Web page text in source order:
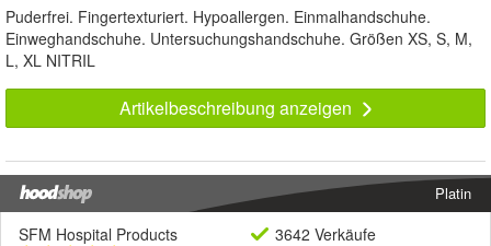
Puderfrei. Fingertexturiert. Hypoallergen. Einmalhandschuhe.
Einweghandschuhe. Untersuchungshandschuhe. Größen XS, S, M,
L, XL NITRIL
Artikelbeschreibung anzeigen
Platin
SFM Hospital Products
3642 Verkäufe